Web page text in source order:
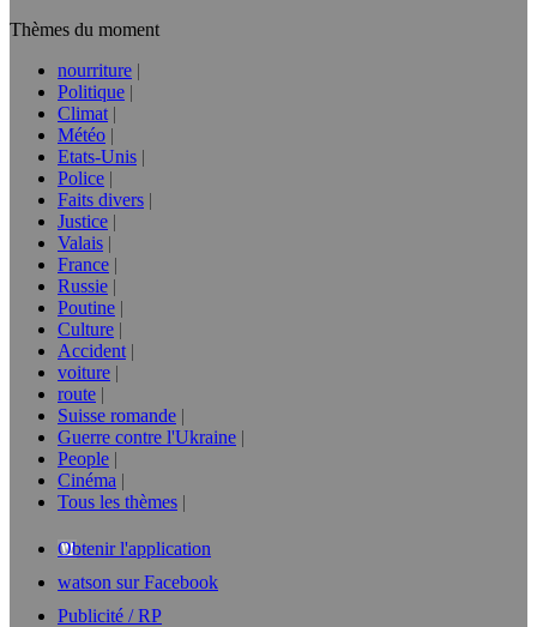
Thèmes du moment
nourriture
Politique
Climat
Météo
Etats-Unis
Police
Faits divers
Justice
Valais
France
Russie
Poutine
Culture
Accident
voiture
route
Suisse romande
Guerre contre l'Ukraine
People
Cinéma
Tous les thèmes
Obtenir l'application
watson sur Facebook
Publicité / RP